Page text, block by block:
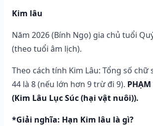
Kim lâu
Năm 2026 (Bính Ngọ) gia chủ tuổi
(theo tuổi âm lịch).
Theo cách tính Kim Lâu: Tổng số chữ
44 là 8 (nếu lớn hơn 9 trừ đi 9).
(Kim Lâu Lục Súc (hại vật nuôi)).
*Giải nghĩa: Hạn Kim lâu là gì?